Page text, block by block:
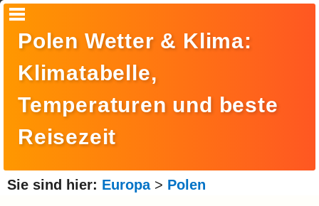
Amerika
Asien
Afrika
Polen Wetter & Klima:
Klimatabelle,
Temperaturen und beste
Reisezeit
Sie sind hier: Europa> Polen